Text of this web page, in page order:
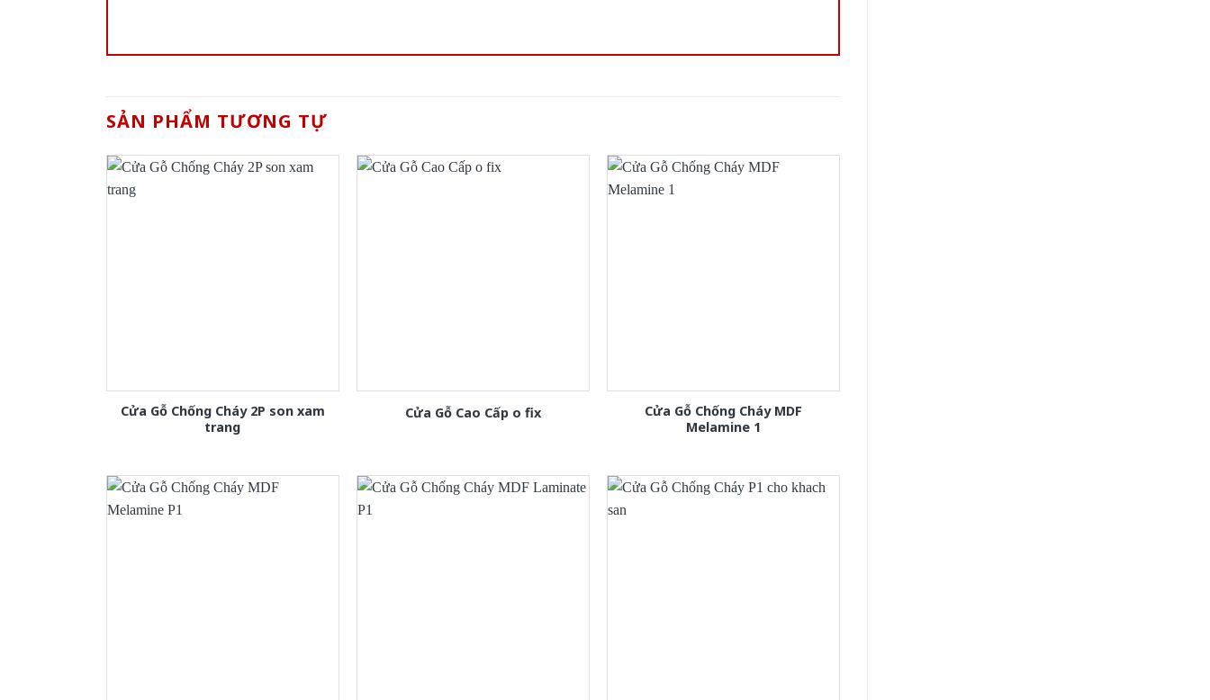
SẢN PHẨM TƯƠNG TỰ
Cửa Gỗ Chống Cháy 2P son xam
trang
Cửa Gỗ Cao Cấp o fix
Cửa Gỗ Chống Cháy MDF
Melamine 1